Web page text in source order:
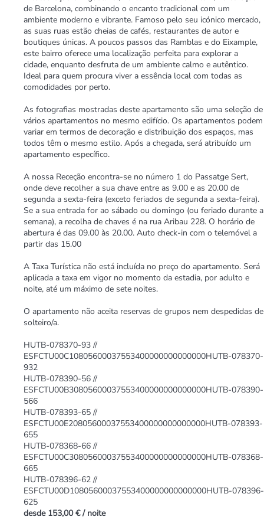
de Barcelona, combinando o encanto tradicional com um
ambiente moderno e vibrante. Famoso pelo seu icónico mercado,
as suas ruas estão cheias de cafés, restaurantes de autor e
boutiques únicas. A poucos passos das Ramblas e do Eixample,
este bairro oferece uma localização perfeita para explorar a
cidade, enquanto desfruta de um ambiente calmo e autêntico.
Ideal para quem procura viver a essência local com todas as
comodidades por perto.
As fotografias mostradas deste apartamento são uma seleção de
vários apartamentos no mesmo edifício. Os apartamentos podem
variar em termos de decoração e distribuição dos espaços, mas
todos têm o mesmo estilo. Após a chegada, será atribuído um
apartamento específico.
A nossa Receção encontra-se no número 1 do Passatge Sert,
onde deve recolher a sua chave entre as 9.00 e as 20.00 de
segunda a sexta-feira (exceto feriados de segunda a sexta-feira).
Se a sua entrada for ao sábado ou domingo (ou feriado durante a
semana), a recolha de chaves é na rua Aribau 228. O horário de
abertura é das 09.00 às 20.00. Auto check-in com o telemóvel a
partir das 15.00
A Taxa Turística não está incluída no preço do apartamento. Será
aplicada a taxa em vigor no momento da estadia, por adulto e
noite, até um máximo de sete noites.
O apartamento não aceita reservas de grupos nem despedidas de
solteiro/a.
HUTB-078370-93 //
ESFCTU00C10805600037553400000000000000HUTB-078370-
932
HUTB-078390-56 //
ESFCTU00B30805600037553400000000000000HUTB-078390-
566
HUTB-078393-65 //
ESFCTU00E20805600037553400000000000000HUTB-078393-
655
HUTB-078368-66 //
ESFCTU00C30805600037553400000000000000HUTB-078368-
665
HUTB-078396-62 //
ESFCTU00D10805600037553400000000000000HUTB-078396-
625
desde 153,00 € / noite